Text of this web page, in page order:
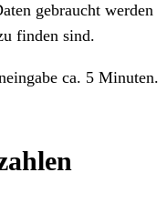
gebraucht werden
finden sind.
ca. 5 Minuten.